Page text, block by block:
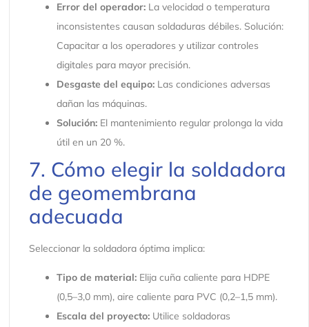
Error del operador:La velocidad o temperatura
inconsistentes causan soldaduras débiles. Solución:
Capacitar a los operadores y utilizar controles
digitales para mayor precisión.
Desgaste del equipo:Las condiciones adversas
dañan las máquinas.
Solución:El mantenimiento regular prolonga la vida
útil en un 20 %.
7. Cómo elegir la soldadora
de geomembrana
adecuada
Seleccionar la soldadora óptima implica:
Tipo de material:Elija cuña caliente para HDPE
(0,5–3,0 mm), aire caliente para PVC (0,2–1,5 mm).
Escala del proyecto:Utilice soldadoras